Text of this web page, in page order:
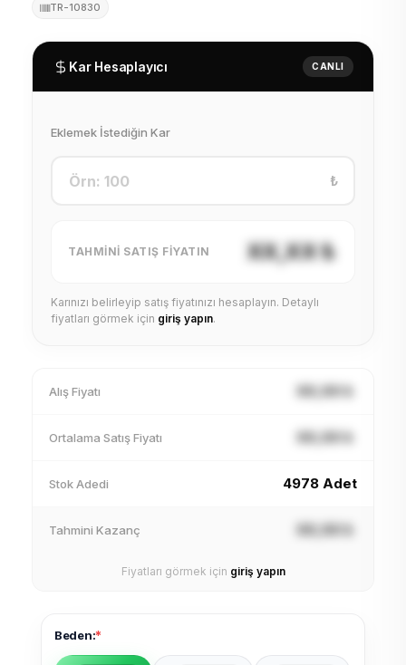
TR-10830
Kar Hesaplayıcı CANLI
Eklemek İstediğin Kar
₺
TAHMINI SATIŞ FIYATIN XX,XX ₺
Karınızı belirleyip satış fiyatınızı hesaplayın. Detaylı
fiyatları görmek için giriş yapın.
Alış Fiyatı XX,XX ₺
Ortalama Satış Fiyatı XX,XX ₺
Stok Adedi 4978 Adet
Tahmini Kazanç XX,XX ₺
Fiyatları görmek için giriş yapın
Beden:*